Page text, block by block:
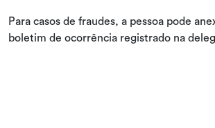
Para casos de fraudes, a pessoa pode
boletim de ocorrência registrado na